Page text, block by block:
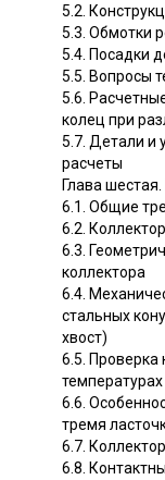
5.2.
5.3. Обмотки
5.4. Посадки
5.5. Вопросы
5.6.
колец при
5.7. Детали и
расчеты
Глава
6.1. Общие
6.2.
6.3.
коллектора
6.4.
стальных
хвост)
6.5. Проверка
температурах
6.6.
тремя
6.7.
6.8.